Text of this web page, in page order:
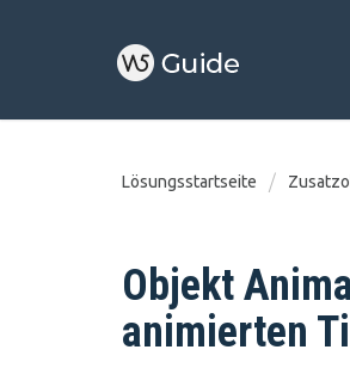
Lösungsstartseite
Objekt
animierten